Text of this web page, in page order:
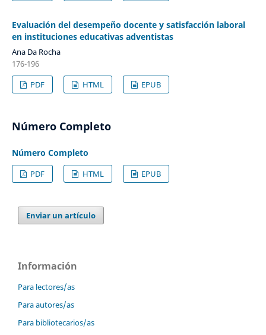
Evaluación del desempeño docente y satisfacción laboral
en instituciones educativas adventistas
Ana Da Rocha
176-196
PDF
HTML EPUB
Número Completo
Número Completo
PDF HTML EPUB
Enviar un artículo
Información
Para lectores/as
Para autores/as
Para bibliotecarios/as